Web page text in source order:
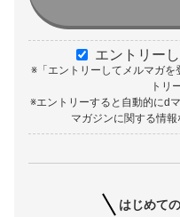
エントリー
※「エントリーしてメルマガ
トリ
※エントリーすると自動的にd
マガジンに関する情報
はじめて